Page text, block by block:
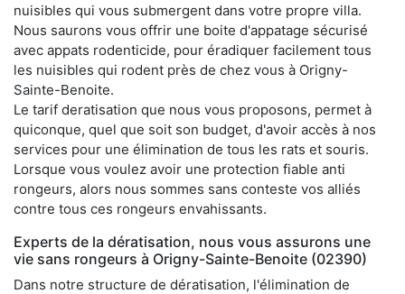
nuisibles qui vous submergent dans votre propre villa.
Nous saurons vous offrir une boite d'appatage sécurisé
avec appats rodenticide, pour éradiquer facilement tous
les nuisibles qui rodent près de chez vous à Origny-
Sainte-Benoite.
Le tarif deratisation que nous vous proposons, permet à
quiconque, quel que soit son budget, d'avoir accès à nos
services pour une élimination de tous les rats et souris.
Lorsque vous voulez avoir une protection fiable anti
rongeurs, alors nous sommes sans conteste vos alliés
contre tous ces rongeurs envahissants.
Experts de la dératisation, nous vous assurons une
vie sans rongeurs à Origny-Sainte-Benoite (02390)
Dans notre structure de dératisation, l'élimination de